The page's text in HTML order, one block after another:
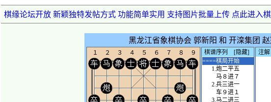
棋缘论坛开放 新颖独特发帖方式 功能简单实用 支持图片批量上传 点此进入